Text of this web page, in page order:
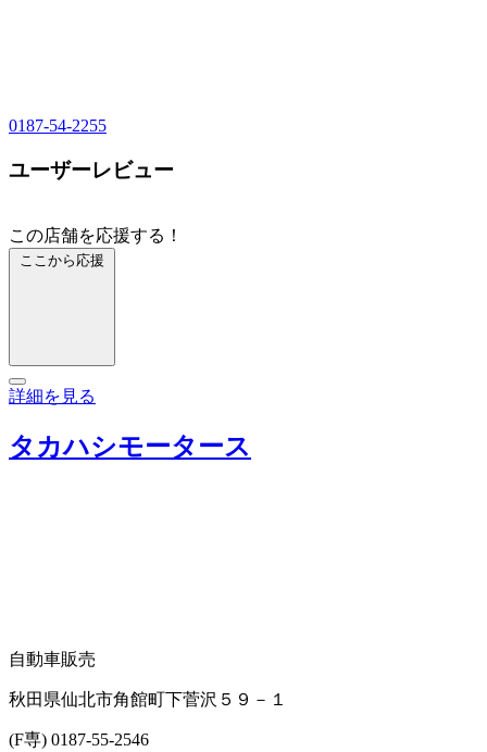
0187-54-2255
ユーザーレビュー
この店舗を応援する！
ここから応援
詳細を見る
タカハシモータース
自動車販売
秋田県仙北市角館町下菅沢５９－１
(F専) 0187-55-2546